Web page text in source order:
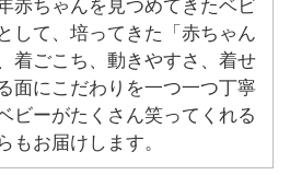
赤ちゃんを見つめてきたベビ
して、培ってきた「赤ちゃん
着ごこち、動きやすさ、着せ
面にこだわりを一つ一つ丁寧
ビーがたくさん笑ってくれる
もお届けします。